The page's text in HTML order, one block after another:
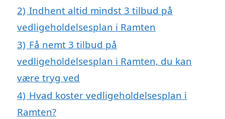
2) Indhent altid mindst 3 tilbud på
vedligeholdelsesplan i Ramten
3) Få nemt 3 tilbud på
vedligeholdelsesplan i Ramten, du kan
være tryg ved
4) Hvad koster vedligeholdelsesplan i
Ramten?